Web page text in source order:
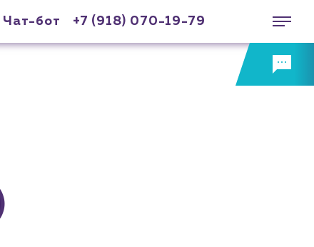
Чат-бот +7 (918) 070-19-79